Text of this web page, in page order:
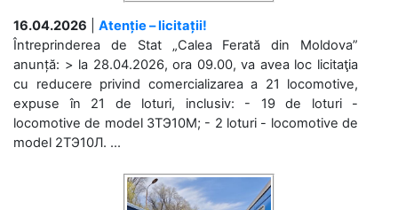
16.04.2026
Atenție – licitații!
Întreprinderea de Stat „Calea Ferată din Moldova”
anunță: > la 28.04.2026, ora 09.00, va avea loc licitaţia
cu reducere privind comercializarea a 21 locomotive,
expuse în 21 de loturi, inclusiv: - 19 de loturi -
locomotive de model 3ТЭ10М; - 2 loturi - locomotive de
model 2ТЭ10Л. ...